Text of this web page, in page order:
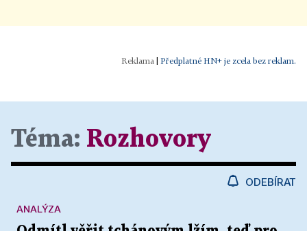
| Předplatné HN+ je zcela bez reklam.
Téma: Rozhovory
ODEBÍRAT
ANALÝZA